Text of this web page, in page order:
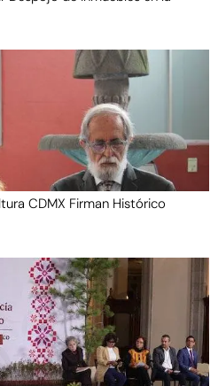
CDMX Firman Histórico